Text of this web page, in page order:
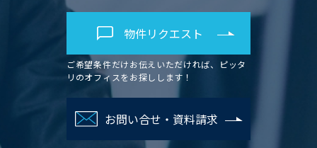
物件リクエスト
ご希望条件だけお伝えいただければ、ピッタ
リのオフィスをお探しします！
お問い合せ・資料請求